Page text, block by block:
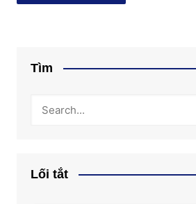
Tìm
Lối tắt